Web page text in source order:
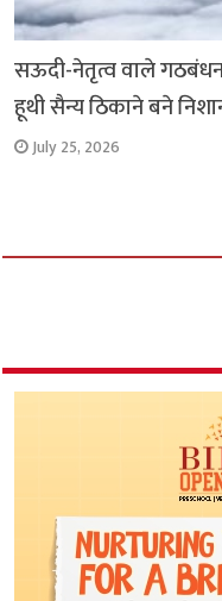
सऊदी-नेतृत्व वाले
हूथी सैन्य ठिकाने बने
July 25, 2026